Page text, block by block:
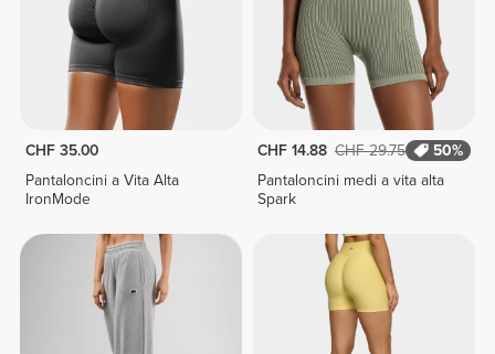
CHF 35.00
Pantaloncini a Vita Alta
IronMode
CHF 14.88 CHF 29.75
50%
Pantaloncini medi a vita alta
Spark